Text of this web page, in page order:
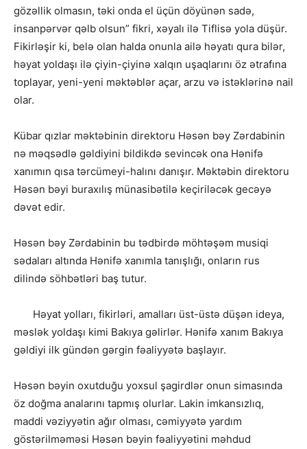
gözəllik olmasın, təki onda el üçün döyünən sadə,
insanpərvər qəlb olsun” fikri, xəyalı ilə Tiflisə yola düşür.
Fikirləşir ki, belə olan halda onunla ailə həyatı qura bilər,
həyat yoldaşı ilə çiyin-çiyinə xalqın uşaqlarını öz ətrafına
toplayar, yeni-yeni məktəblər açar, arzu və istəklərinə nail
olar.
Kübar qızlar məktəbinin direktoru Həsən bəy Zərdabinin
nə məqsədlə gəldiyini bildikdə sevincək ona Hənifə
xanımın qısa tərcümeyi-halını danışır. Məktəbin direktoru
Həsən bəyi buraxılış münasibətilə keçiriləcək gecəyə
dəvət edir.
Həsən bəy Zərdabinin bu tədbirdə möhtəşəm musiqi
sədaları altında Hənifə xanımla tanışlığı, onların rus
dilində söhbətləri baş tutur.
Həyat yolları, fikirləri, amalları üst-üstə düşən ideya,
məslək yoldaşı kimi Bakıya gəlirlər. Hənifə xanım Bakıya
gəldiyi ilk gündən gərgin fəaliyyətə başlayır.
Həsən bəyin oxutduğu yoxsul şagirdlər onun simasında
öz doğma analarını tapmış olurlar. Lakin imkansızlıq,
maddi vəziyyətin ağır olması, cəmiyyətə yardım
göstərilməməsi Həsən bəyin fəaliyyətini məhdud